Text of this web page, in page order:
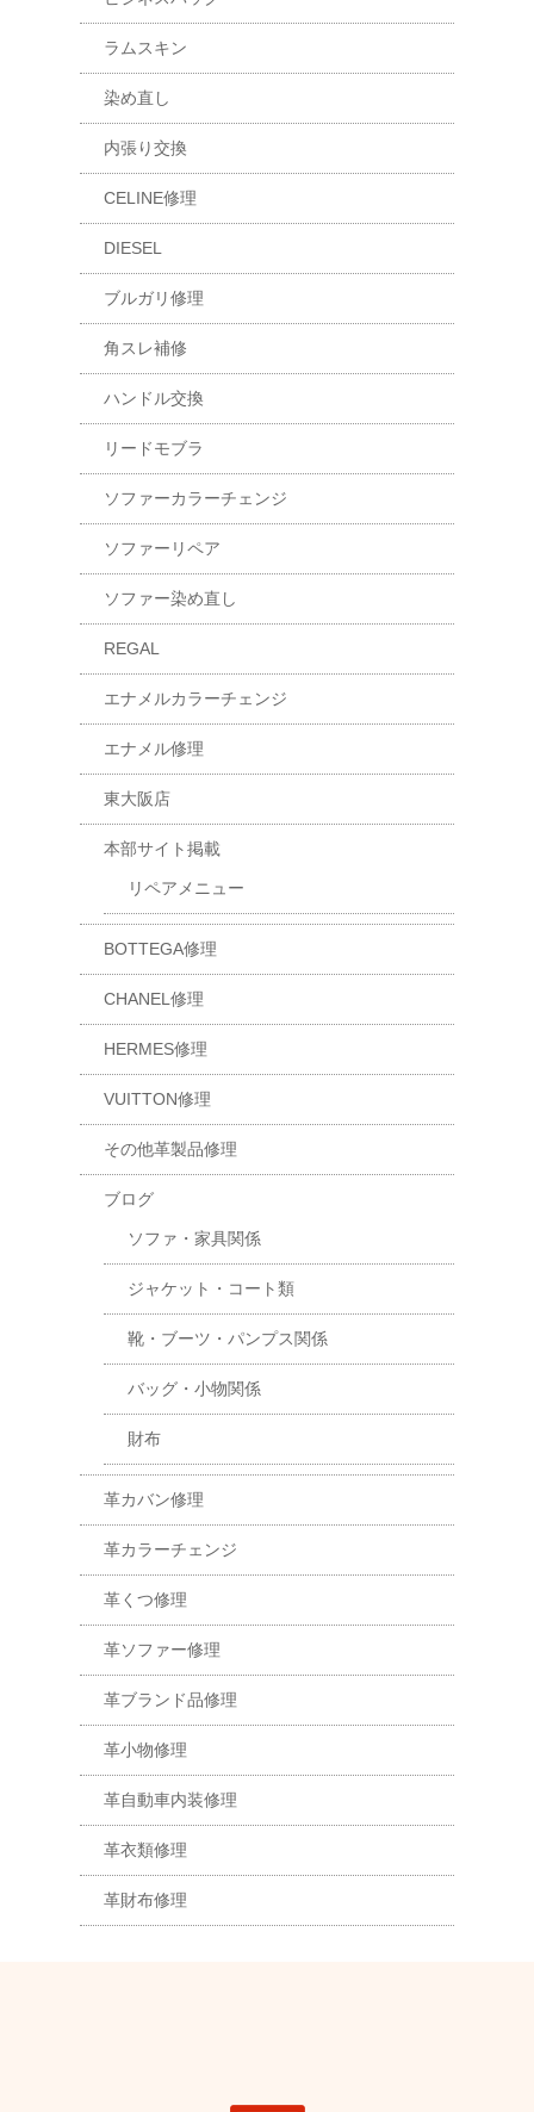
ラムスキン
染め直し
内張り交換
CELINE修理
DIESEL
ブルガリ修理
角スレ補修
ハンドル交換
リードモブラ
ソファーカラーチェンジ
ソファーリペア
ソファー染め直し
REGAL
エナメルカラーチェンジ
エナメル修理
東大阪店
本部サイト掲載
リペアメニュー
BOTTEGA修理
CHANEL修理
HERMES修理
VUITTON修理
その他革製品修理
ブログ
ソファ・家具関係
ジャケット・コート類
靴・ブーツ・パンプス関係
バッグ・小物関係
財布
革カバン修理
革カラーチェンジ
革くつ修理
革ソファー修理
革ブランド品修理
革小物修理
革自動車内装修理
革衣類修理
革財布修理